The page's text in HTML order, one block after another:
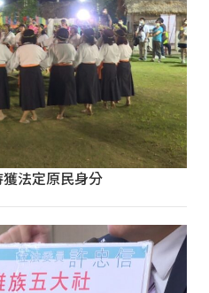
法定原民身分